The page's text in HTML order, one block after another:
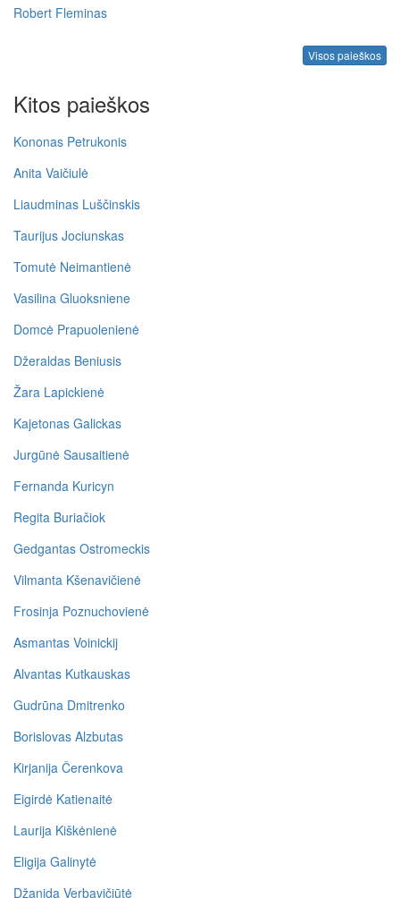
Robert Fleminas
Visos paieškos
Kitos paieškos
Kononas Petrukonis
Anita Vaičiulė
Liaudminas Luščinskis
Taurijus Jociunskas
Tomutė Neimantienė
Vasilina Gluoksniene
Domcė Prapuolenienė
Džeraldas Beniusis
Žara Lapickienė
Kajetonas Galickas
Jurgūnė Sausaitienė
Fernanda Kuricyn
Regita Buriačiok
Gedgantas Ostromeckis
Vilmanta Kšenavičienė
Frosinja Poznuchovienė
Asmantas Voinickij
Alvantas Kutkauskas
Gudrūna Dmitrenko
Borislovas Alzbutas
Kirjanija Čerenkova
Eigirdė Katienaitė
Laurija Kiškėnienė
Eligija Galinytė
Džanida Verbavičiūtė